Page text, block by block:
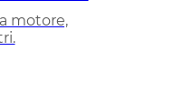
motore,